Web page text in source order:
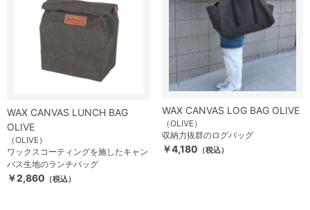
WAX CANVAS LUNCH BAG
OLIVE
（OLIVE）
ワックスコーティングを施したキャン
バス生地のランチバッグ
￥2,860 （税込）
WAX CANVAS LOG BAG OLIVE
（OLIVE）
収納力抜群のログバッグ
￥4,180 （税込）